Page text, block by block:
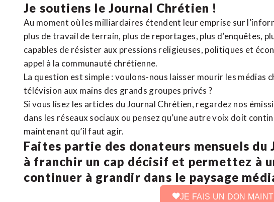
Je soutiens le Journal Chrétien !
Au moment où les milliardaires étendent leur emprise sur
plus de travail de terrain, plus de reportages, plus d’enquêtes,
capables de résister aux pressions religieuses, politiques et
appel à la communauté chrétienne.
La question est simple : voulons-nous laisser mourir les médias
télévision aux mains des grands groupes privés ?
Si vous lisez les articles du Journal Chrétien, regardez nos
dans les réseaux sociaux ou pensez qu’une autre voix doit
maintenant qu’il faut agir.
Faites partie des donateurs mensuels
à franchir un cap décisif et permettez à
continuer à grandir dans le paysage
JE FAIS UN DON